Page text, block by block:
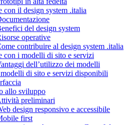
con il design system .italia
del design system
operative
contribuire al design system .italia
con i modelli di sito e servizi
dell’utilizzo dei modelli
di sito e servizi disponibili
allo sviluppo
preliminari
design responsivo e accessibile
first